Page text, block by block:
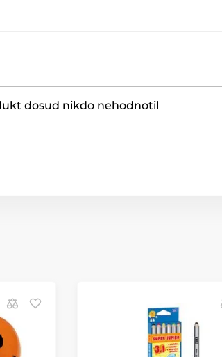
dosud nikdo nehodnotil